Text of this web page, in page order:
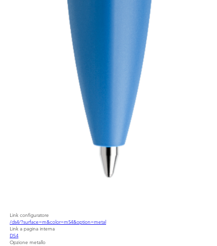
Link configuratore
/ds4/?surface=m&color=m54&option=metal
Link a pagina interna
DS4
Opzione metallo